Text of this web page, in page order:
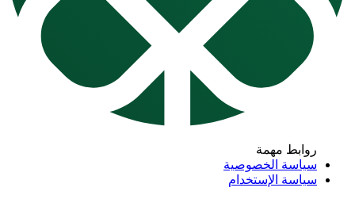
روابط مهمة
سياسة الخصوصية
سياسة الإستخدام